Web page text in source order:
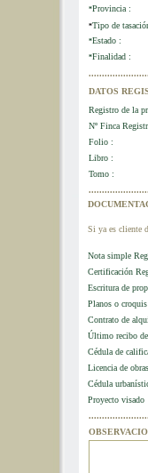
*Provincia :
*Tipo de
*Estado :
*Finalidad :
DATOS
Registro de la
Nº Finca
Folio :
Libro :
Tomo :
Si ya es cliente
Nota simple
Certificación
Escritura de
Planos o
Contrato de
Último recibo
Cédula de
Licencia de obras
Cédula
Proyecto visado